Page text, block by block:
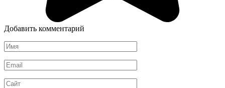
Добавить комментарий
Имя
*
Email
*
Сайт